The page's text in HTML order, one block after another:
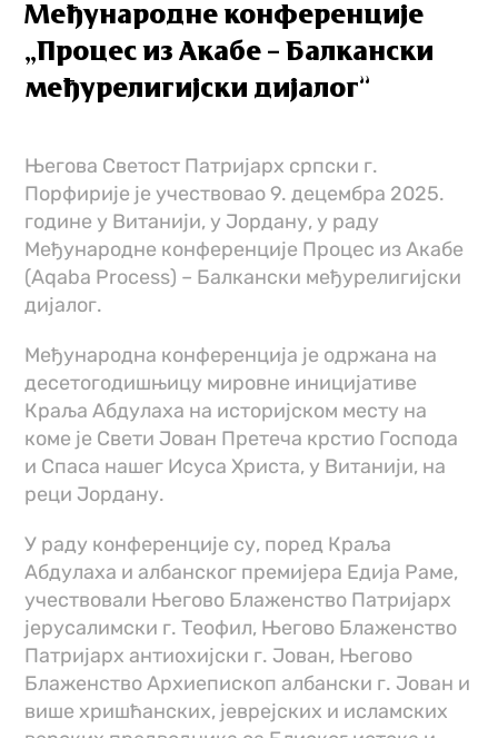
Међународне конференције
„Процес из Акабе – Балкански
међурелигијски дијалог”
Његова Светост Патријарх српски г.
Порфирије је учествовао 9. децембра 2025.
године у Витанији, у Јордану, у раду
Међународне конференције Процес из Акабе
(Aqaba Process) – Балкански међурелигијски
дијалог.
Међународна конференција је одржана на
десетогодишњицу мировне иницијативе
Краља Абдулаха на историјском месту на
коме је Свети Јован Претеча крстио Господа
и Спаса нашег Исуса Христа, у Витанији, на
реци Јордану.
У раду конференције су, поред Краља
Абдулаха и албанског премијера Едија Раме,
учествовали Његово Блаженство Патријарх
јерусалимски г. Теофил, Његово Блаженство
Патријарх антиохијски г. Јован, Његово
Блаженство Архиепископ албански г. Јован и
више хришћанских, јеврејских и исламских